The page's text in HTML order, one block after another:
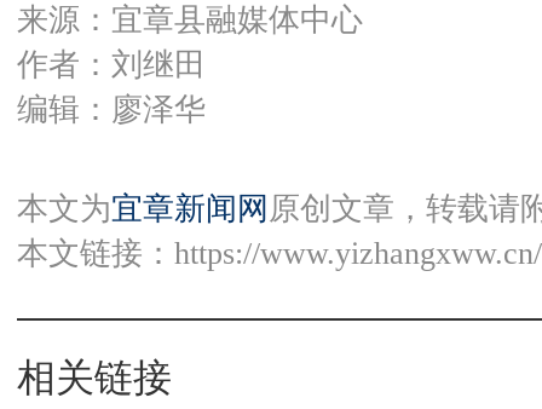
来源：宜章县融媒体中心
作者：刘继田
编辑：廖泽华
本文为宜章新闻网 原创文章，转载请
本文链接： https://
相关链接